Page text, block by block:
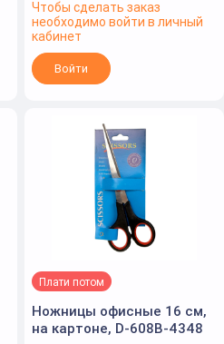
Чтобы сделать заказ
необходимо войти в личный
кабинет
Войти
Плати потом
Ножницы офисные 16 см,
на картоне, D-608B-4348